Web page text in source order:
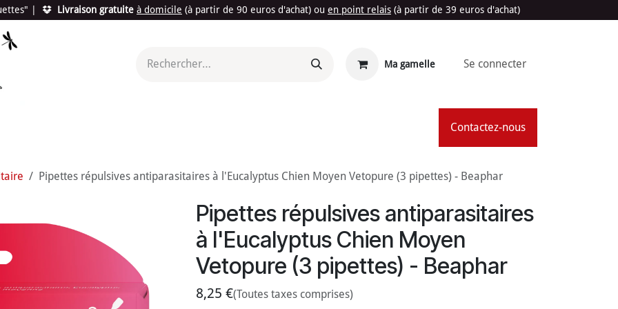
Livraison gratuite à domicile (à partir de 90 euros d'achat) ou en point relais (à partir de 39 euros d'achat)
Ma gamelle Se connecter
Contactez-nous
Pipettes répulsives antiparasitaires à l'Eucalyptus Chien Moyen Vetopure (3 pipettes) - Beaphar
Pipettes répulsives antiparasitaires
à l'Eucalyptus Chien Moyen
Vetopure (3 pipettes) - Beaphar
8,25 €(Toutes taxes comprises)